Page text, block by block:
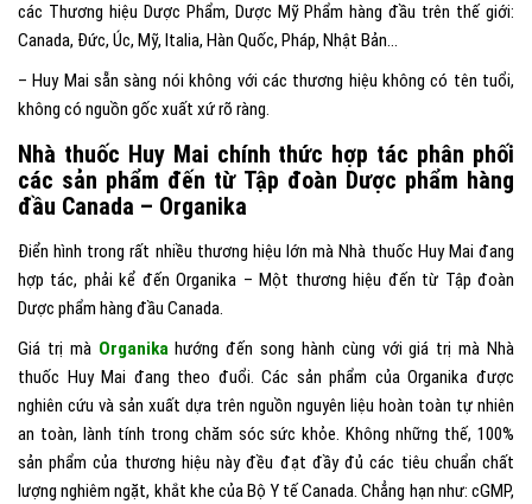
các Thương hiệu Dược Phẩm, Dược Mỹ Phẩm hàng đầu trên thế giới:
Canada, Đức, Úc, Mỹ, Italia, Hàn Quốc, Pháp, Nhật Bản…
– Huy Mai sẵn sàng nói không với các thương hiệu không có tên tuổi,
không có nguồn gốc xuất xứ rõ ràng.
Nhà thuốc Huy Mai chính thức hợp tác phân phối
các sản phẩm đến từ Tập đoàn Dược phẩm hàng
đầu Canada – Organika
Điển hình trong rất nhiều thương hiệu lớn mà Nhà thuốc Huy Mai đang
hợp tác, phải kể đến Organika – Một thương hiệu đến từ Tập đoàn
Dược phẩm hàng đầu Canada.
Giá trị mà Organikahướng đến song hành cùng với giá trị mà Nhà
thuốc Huy Mai đang theo đuổi. Các sản phẩm của Organika được
nghiên cứu và sản xuất dựa trên nguồn nguyên liệu hoàn toàn tự nhiên
an toàn, lành tính trong chăm sóc sức khỏe. Không những thế, 100%
sản phẩm của thương hiệu này đều đạt đầy đủ các tiêu chuẩn chất
lượng nghiêm ngặt, khắt khe của Bộ Y tế Canada. Chẳng hạn như: cGMP,